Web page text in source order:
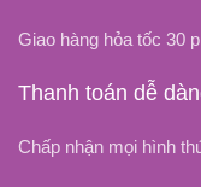
DUNG LƯỢNG
5200 mAh
Giao hàng hỏa tốc 30
Thanh toán dễ
Chấp nhận mọi hình